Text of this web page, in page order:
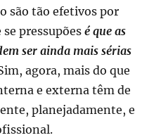
são tão efetivos por
pressupões é que as
ser ainda mais sérias
agora, mais do que
e externa têm de
planejadamente, e